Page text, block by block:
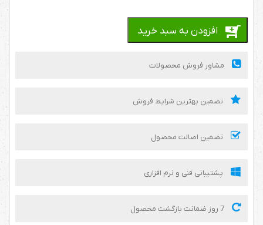
افزودن به سبد خرید
مشاور فروش محصولات
تضمین بهترین شرایط فروش
تضمین اصالت محصول
پشتیبانی فنی و نرم افزاری